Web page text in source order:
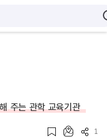
주는 관학 교육기관
1